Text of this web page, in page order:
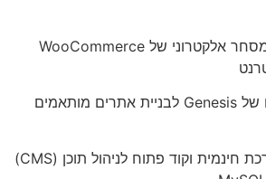
כולל ערכות נושא של מסחר אלקטרוני של WooCommerce
או ערכות נושא לילדים של Genesis לבניית אתרים מותאמים
WordPress היא מערכת חינמית וקוד פתוח לניהול תוכן (CMS)